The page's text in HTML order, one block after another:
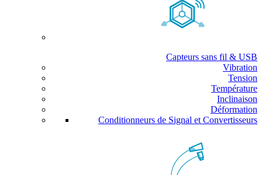
Capteurs sans fil & USB
Vibration
Tension
Température
Inclinaison
Déformation
Conditionneurs de Signal et Convertisseurs